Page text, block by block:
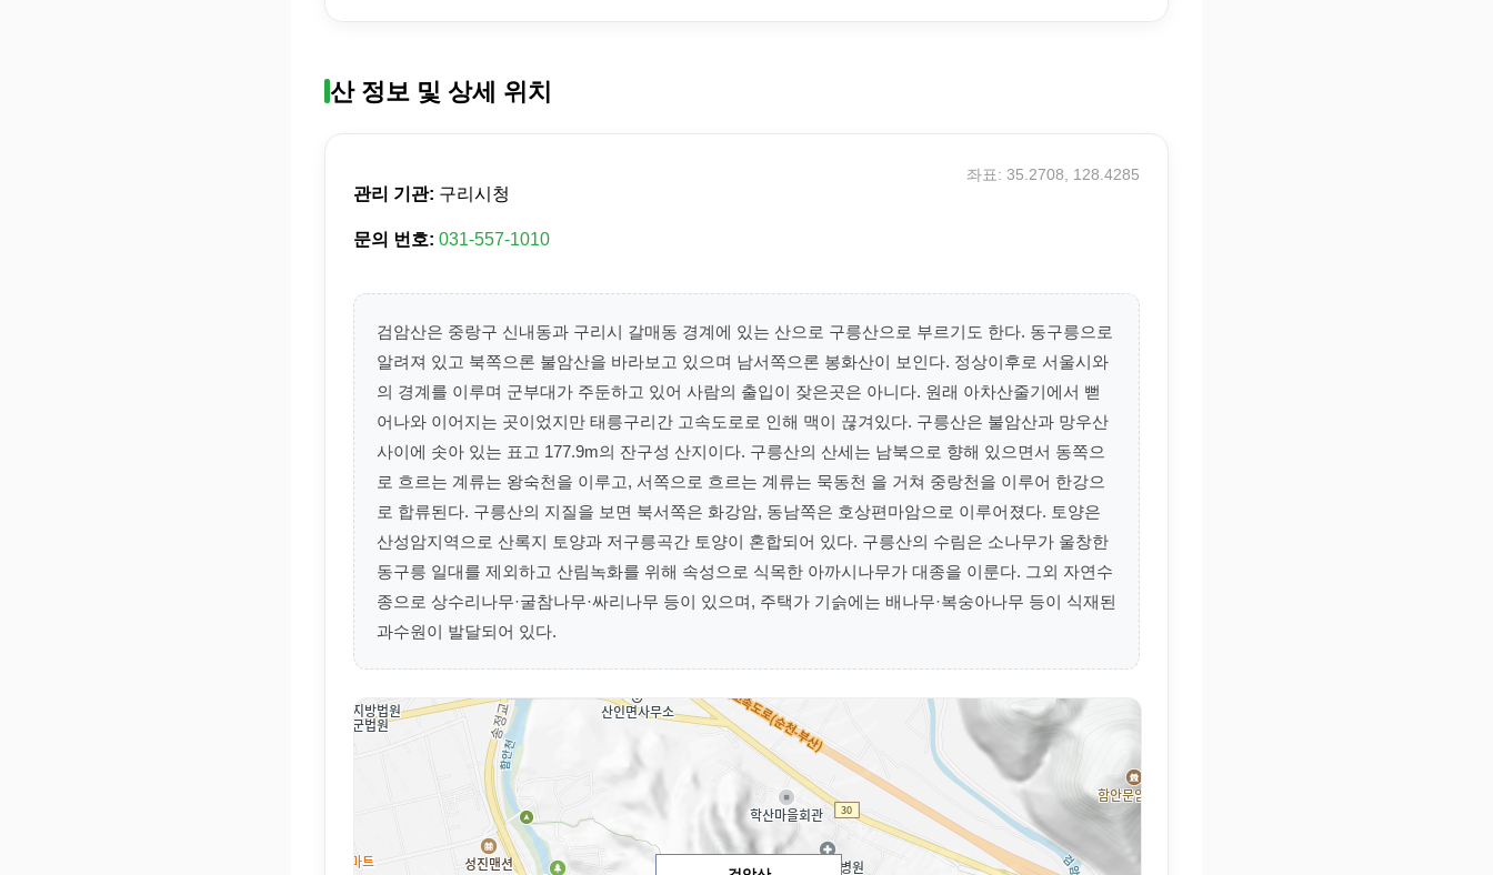
산 정보 및 상세 위치
관리 기관: 구리시청
문의 번호: 031-557-1010
좌표: 35.2708, 128.4285
검암산은 중랑구 신내동과 구리시 갈매동 경계에 있는 산으로 구릉산으로 부르기도 한다. 동구릉으로
알려져 있고 북쪽으론 불암산을 바라보고 있으며 남서쪽으론 봉화산이 보인다. 정상이후로 서울시와
의 경계를 이루며 군부대가 주둔하고 있어 사람의 출입이 잦은곳은 아니다. 원래 아차산줄기에서 뻗
어나와 이어지는 곳이었지만 태릉구리간 고속도로로 인해 맥이 끊겨있다. 구릉산은 불암산과 망우산
사이에 솟아 있는 표고 177.9m의 잔구성 산지이다. 구릉산의 산세는 남북으로 향해 있으면서 동쪽으
로 흐르는 계류는 왕숙천을 이루고, 서쪽으로 흐르는 계류는 묵동천 을 거쳐 중랑천을 이루어 한강으
로 합류된다. 구릉산의 지질을 보면 북서쪽은 화강암, 동남쪽은 호상편마암으로 이루어졌다. 토양은
산성암지역으로 산록지 토양과 저구릉곡간 토양이 혼합되어 있다. 구릉산의 수림은 소나무가 울창한
동구릉 일대를 제외하고 산림녹화를 위해 속성으로 식목한 아까시나무가 대종을 이룬다. 그외 자연수
종으로 상수리나무·굴참나무·싸리나무 등이 있으며, 주택가 기슭에는 배나무·복숭아나무 등이 식재된
과수원이 발달되어 있다.